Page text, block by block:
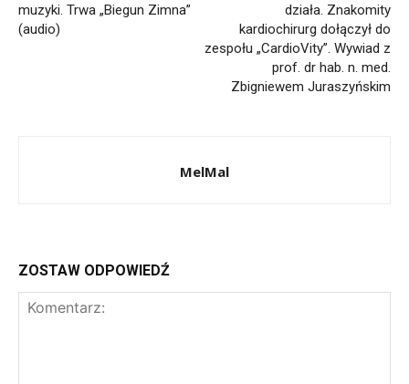
muzyki. Trwa „Biegun Zimna”
(audio)
działa. Znakomity
kardiochirurg dołączył do
zespołu „CardioVity”. Wywiad z
prof. dr hab. n. med.
Zbigniewem Juraszyńskim
MelMal
ZOSTAW ODPOWIEDŹ